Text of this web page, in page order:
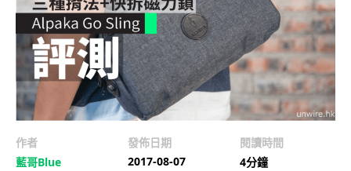
作者
藍哥Blue
發佈日期
2017-08-07
閱讀時間
4分鐘